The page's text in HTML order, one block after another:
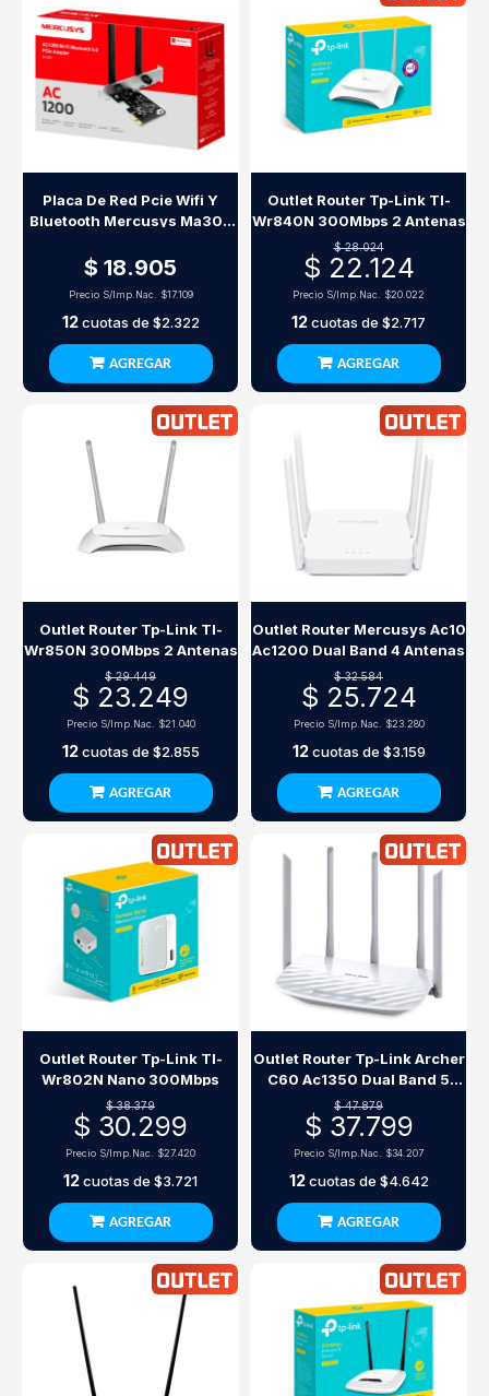
Placa De Red Pcie Wifi Y
Bluetooth Mercusys Ma30E
$ 18.905
Precio S/Imp.Nac. $17.109
12cuotas de $2.322
AGREGAR
Outlet Router Tp-Link Tl-
Wr840N 300Mbps 2 Antenas
$ 28.024
$ 22.124
Precio S/Imp.Nac. $20.022
12cuotas de $2.717
AGREGAR
Outlet Router Tp-Link Tl-
Wr850N 300Mbps 2 Antenas
$ 29.449
$ 23.249
Precio S/Imp.Nac. $21.040
12cuotas de $2.855
AGREGAR
Outlet Router Mercusys Ac10
Ac1200 Dual Band 4 Antenas
$ 32.584
$ 25.724
Precio S/Imp.Nac. $23.280
12cuotas de $3.159
AGREGAR
Outlet Router Tp-Link Tl-
Wr802N Nano 300Mbps
$ 38.379
$ 30.299
Precio S/Imp.Nac. $27.420
12cuotas de $3.721
AGREGAR
Outlet Router Tp-Link Archer
C60 Ac1350 Dual Band 5
Antenas
$ 47.879
$ 37.799
Precio S/Imp.Nac. $34.207
12cuotas de $4.642
AGREGAR